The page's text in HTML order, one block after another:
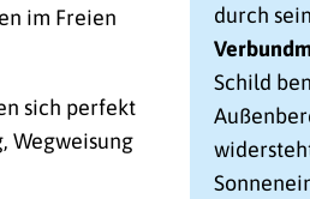
im Freien
sich perfekt
Wegweisung
durch
Schild